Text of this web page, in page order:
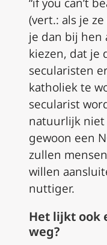
“if you can’t
(vert.: als je
je dan bij hen
kiezen, dat je
secularisten
katholiek te
secularist
natuurlijk niet
gewoon een
zullen
willen
nuttiger.
Het lijkt ook
weg?